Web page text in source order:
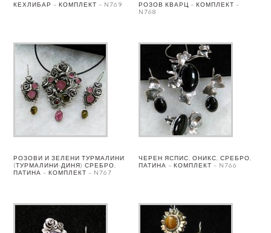
КЕХЛИБАР – КОМПЛЕКТ – N769
РОЗОВ КВАРЦ – КОМПЛЕКТ –
N768
РОЗОВИ И ЗЕЛЕНИ ТУРМАЛИНИ
(ТУРМАЛИНИ-ДИНЯ) СРЕБРО,
ПАТИНА – КОМПЛЕКТ – N767
ЧЕРЕН ЯСПИС, ОНИКС, СРЕБРО,
ПАТИНА – КОМПЛЕКТ – N766